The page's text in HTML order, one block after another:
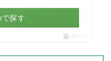
探す
ポチップ